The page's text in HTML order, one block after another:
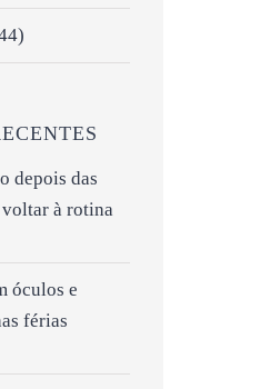
depois das
voltar à rotina
óculos e
férias